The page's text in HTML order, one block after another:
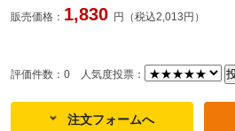
販売価格： 1,830 円（税込2,013円）
評価件数：0 人気度投票：
注文フォームへ